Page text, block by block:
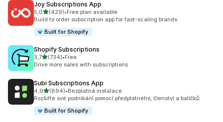
Joy Subscriptions App
5,0z 5 hvězd
(429)
Celkový počet recenzí: 429
•Free plan available
Build to order subscription app for fast-scaling brands
Built for Shopify
Shopify Subscriptions
3,7z 5 hvězd
(734)
Celkový počet recenzí: 734
•Free
Drive more sales with subscriptions
Subi Subscriptions App
4,9z 5 hvězd
(894)
Celkový počet recenzí: 894
•Bezplatná instalace
Rozšiřte své podnikání pomocí předplatného, členství a balíčků
Built for Shopify